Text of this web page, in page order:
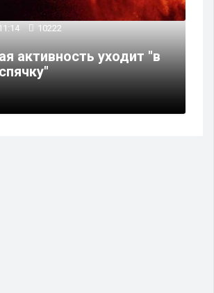
10222
активность уходит "в